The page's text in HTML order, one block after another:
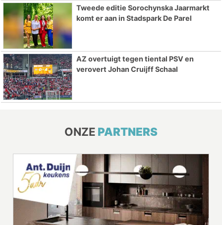
Tweede editie Sorochynska Jaarmarkt
komt er aan in Stadspark De Parel
AZ overtuigt tegen tiental PSV en
verovert Johan Cruijff Schaal
ONZE PARTNERS